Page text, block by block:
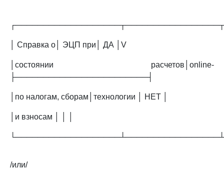
│ Справка о│ ЭЦП при│ ДА │V
│состоянии расчетов│online-
├────────────────────────┤
│по налогам, сборам│технологии │ НЕТ │
│и взносам │ │ │
/или/